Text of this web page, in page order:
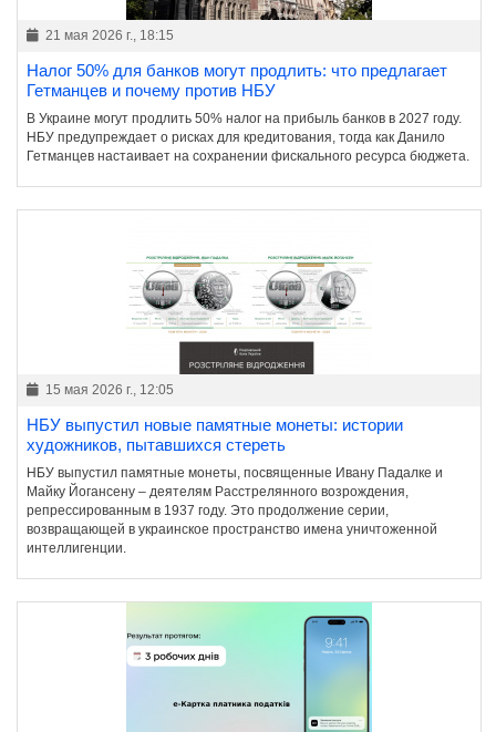
21 мая 2026 г., 18:15
Налог 50% для банков могут продлить: что предлагает
Гетманцев и почему против НБУ
В Украине могут продлить 50% налог на прибыль банков в 2027 году.
НБУ предупреждает о рисках для кредитования, тогда как Данило
Гетманцев настаивает на сохранении фискального ресурса бюджета.
15 мая 2026 г., 12:05
НБУ выпустил новые памятные монеты: истории
художников, пытавшихся стереть
НБУ выпустил памятные монеты, посвященные Ивану Падалке и
Майку Йогансену – деятелям Расстрелянного возрождения,
репрессированным в 1937 году. Это продолжение серии,
возвращающей в украинское пространство имена уничтоженной
интеллигенции.